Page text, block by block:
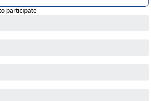
participate